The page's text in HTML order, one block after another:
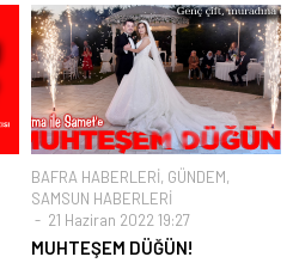
BAFRA HABERLERİ, GÜNDEM,
SAMSUN HABERLERİ
21 Haziran 2022 19:27
MUHTEŞEM DÜĞÜN!